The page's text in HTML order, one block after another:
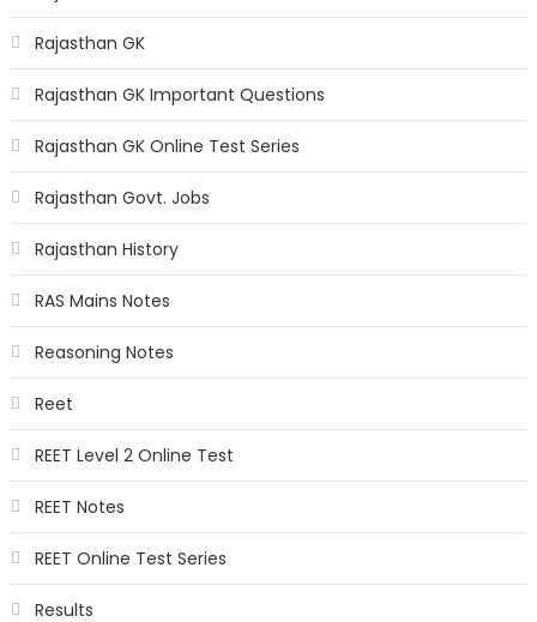
Rajasthan GK
Rajasthan GK Important Questions
Rajasthan GK Online Test Series
Rajasthan Govt. Jobs
Rajasthan History
RAS Mains Notes
Reasoning Notes
Reet
REET Level 2 Online Test
REET Notes
REET Online Test Series
Results